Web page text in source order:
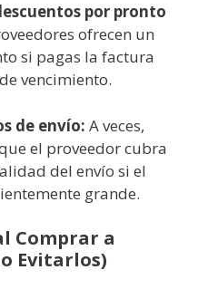
por pronto
ofrecen un
si pagas la factura
vencimiento.
de envío: A veces,
el proveedor cubra
del envío si el
grande.
Comprar a
Evitarlos)